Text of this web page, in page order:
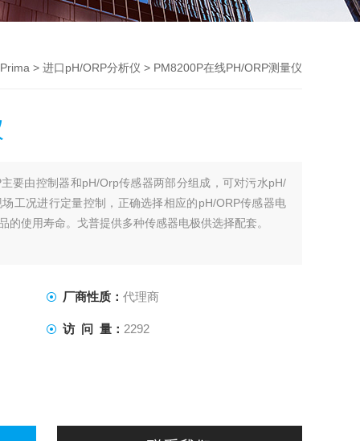
> 进口pH/ORP分析仪 > PM8200P在线PH/ORP测量仪
要由控制器和pH/Orp传感器两部分组成，可对污水pH/
工况进行定量控制，正确选择相应的pH/ORP传感器电
的使用寿命。戈普提供多种传感器电极供选择配套。
厂商性质： 代理商
访 问 量： 2292